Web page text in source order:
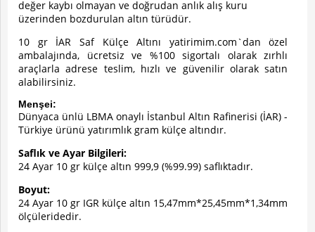
değer kaybı olmayan ve doğrudan anlık alış kuru
üzerinden bozdurulan altın türüdür.
10 gr İAR Saf Külçe Altını yatirimim.com`dan özel
ambalajında, ücretsiz ve %100 sigortalı olarak zırhlı
araçlarla adrese teslim, hızlı ve güvenilir olarak satın
alabilirsiniz.
Menşei:
Dünyaca ünlü LBMA onaylı İstanbul Altın Rafinerisi (İAR) -
Türkiye ürünü yatırımlık gram külçe altındır.
Saflık ve Ayar Bilgileri:
24 Ayar 10 gr külçe altın 999,9 (%99.99) saflıktadır.
Boyut:
24 Ayar 10 gr IGR külçe altın 15,47mm*25,45mm*1,34mm
ölçüleridedir.